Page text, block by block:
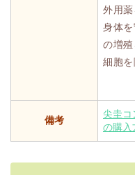
外用
身体
の増
細胞
備考
尖圭
の購